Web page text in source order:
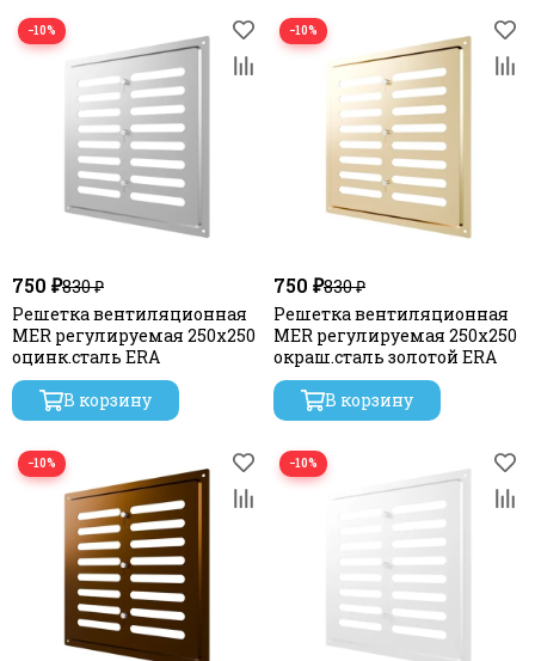
−10%
750 ₽830 ₽
Решетка вентиляционная
MER регулируемая 250х250
оцинк.сталь ERA
В корзину
−10%
750 ₽830 ₽
Решетка вентиляционная
MER регулируемая 250х250
окраш.сталь золотой ERA
В корзину
−10% −10%